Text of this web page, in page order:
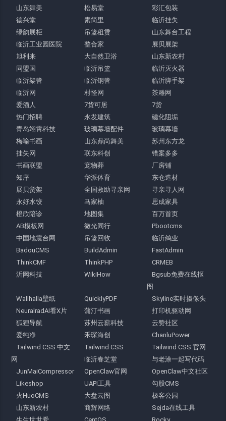
山东舞美
松易堂
彩汇包装
德兴堂
素简里
临沂挂失
绿韵展柜
吊篮租赁
山东舞台工程
临沂工业园医院
整合家
展贝展架
旭利来
大自然卫浴
山东新农村
同盟国
临沂吊篮
临沂灭火器
临沂架管
临沂钢管
临沂脚手架
临沂网
村怪网
茶雕网
爱酒人
7货可居
7货
热门招聘
永发建筑
磁化阻垢
青岛翊霄科技
玻璃幕墙配件
玻璃幕墙
梅喻书画
山东鼎尚舞美
苏州东方龙
挂失网
联东科创
错案多多
书画联盟
宠物葬
厂房铺
知序
华派体育
东仓造材
展贝货架
全国救助寻亲网
寻亲寻人网
永好水饺
马家柚
思成家具
橙欣陪诊
地图集
百万首页
AB模板网
微光同行
Pbootcms
中国地震台网
吊篮回收
临沂鸽业
BadouCMS
BuildAdmin
FastAdmin
ThinkCMF
ThinkPHP
CRMEB
沂网科技
WikiHow
Bgsub免费在线抠
图
Wallhalla壁纸
QuicklyPDF
Skyline实时摄像头
NeuralradAI看X片
蒲汀书画
打印机驱动网
狐狸导航
苏州云薪科技
云赞社区
爱纯净
禾琛海创
ChanluPower
Tailwind CSS 中文
网
Tailwind CSS
Tailwind CSS 官网
临沂春芝堂
与老涂一起写代码
JunMaiCompressor
OpenClaw官网
OpenClaw中文社区
Likeshop
UAPI工具
勾股CMS
火HuoCMS
大盘云图
极客公园
山东新农村
商辉网络
Sejda在线工具